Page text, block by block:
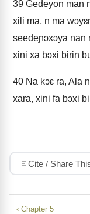
39 Gedeyon man
xili ma, n ma
seedeɲɔxɔya nan
xini xa bɔxi birin
40 Na kɔɛ ra, Ala
xara, xini fa bɔxi
Cite / Share
‹ Chapter 5